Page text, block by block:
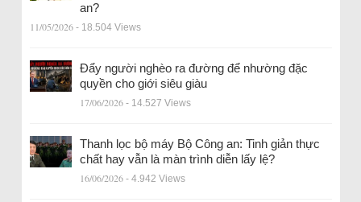
an?
11/05/2026 - 18.504 Views
Đẩy người nghèo ra đường để nhường đặc
quyền cho giới siêu giàu
17/06/2026 - 14.527 Views
Thanh lọc bộ máy Bộ Công an: Tinh giản thực
chất hay vẫn là màn trình diễn lấy lệ?
16/06/2026 - 4.942 Views